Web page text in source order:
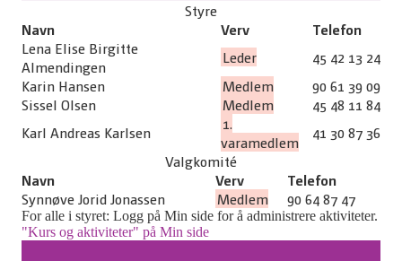
Styre
Navn
Verv
Telefon
Lena Elise Birgitte
Almendingen
Leder
45 42 13 24
Karin Hansen
Medlem
90 61 39 09
Sissel Olsen
Medlem
45 48 11 84
Karl Andreas Karlsen
1.
varamedlem
41 30 87 36
Valgkomité
Navn
Verv
Telefon
Synnøve Jorid Jonassen
Medlem 90 64 87 47
For alle i styret: Logg på Min side for å administrere aktiviteter.
"Kurs og aktiviteter" på Min side